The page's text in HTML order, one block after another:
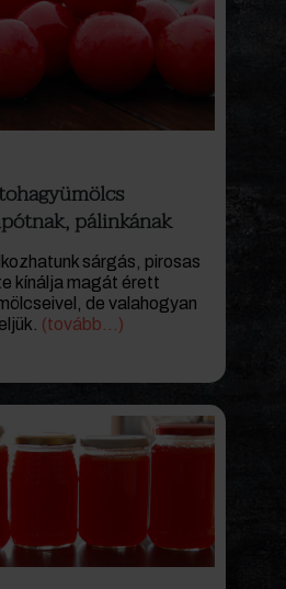
pálinkának
sárgás, pirosas
kínálja magát érett
de valahogyan
(tovább…)